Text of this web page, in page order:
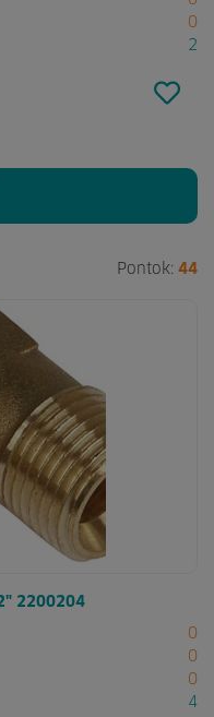
0
2
Pontok: 44
2200204
0
0
0
4